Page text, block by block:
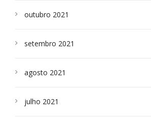
outubro 2021
setembro 2021
agosto 2021
julho 2021